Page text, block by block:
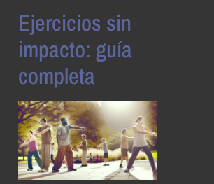
Ejercicios sin
impacto: guía
completa